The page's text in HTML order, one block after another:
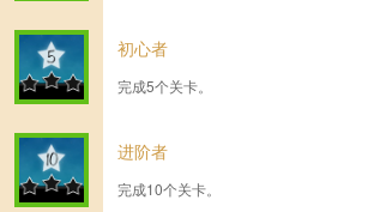
初心者
完成5个关卡。
进阶者
完成10个关卡。